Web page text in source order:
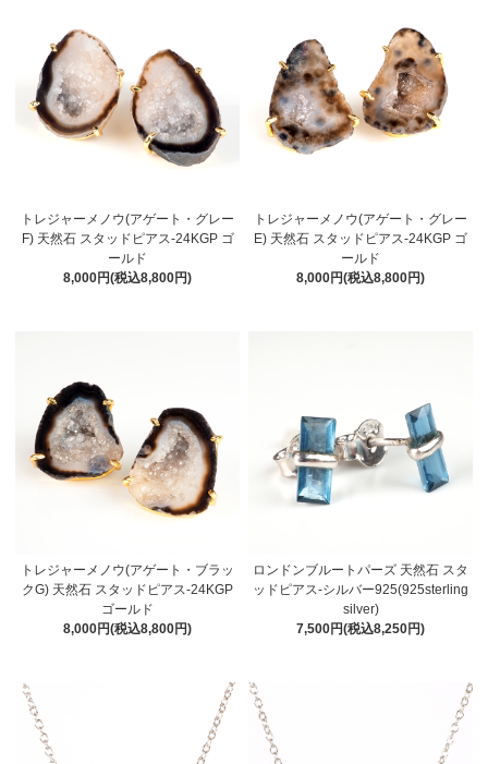
トレジャーメノウ(アゲート・グレー
F) 天然石 スタッドピアス-24KGP ゴ
ールド
8,000円(税込8,800円)
トレジャーメノウ(アゲート・グレー
E) 天然石 スタッドピアス-24KGP ゴ
ールド
8,000円(税込8,800円)
トレジャーメノウ(アゲート・ブラッ
クG) 天然石 スタッドピアス-24KGP
ゴールド
8,000円(税込8,800円)
ロンドンブルートパーズ 天然石 スタ
ッドピアス-シルバー925(925sterling
silver)
7,500円(税込8,250円)